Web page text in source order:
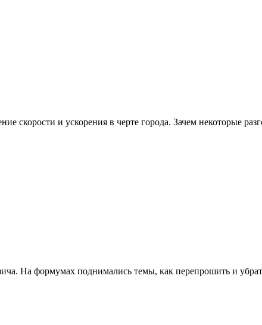
скорости и ускорения в черте города. Зачем некоторые
На формумах поднимались темы, как перепрошить и